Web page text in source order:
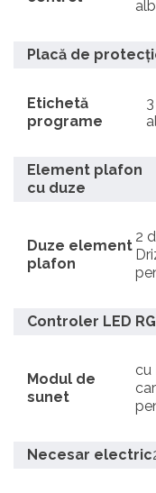
Placă de
Etichetă
programe
Element plafon
cu duze
Duze element
plafon
2
Controler LED
Modul de
sunet
cu
Necesar electric